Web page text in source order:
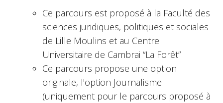
Ce parcours est proposé à la Faculté des
sciences juridiques, politiques et sociales
de Lille Moulins et au Centre
Universitaire de Cambrai “La Forêt”
Ce parcours propose une option
originale, l'option Journalisme
(uniquement pour le parcours proposé à